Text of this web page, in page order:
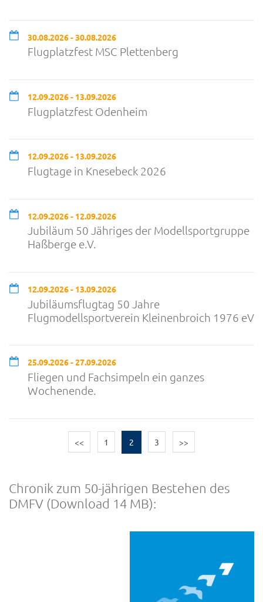
30.08.2026 - 30.08.2026
Flugplatzfest MSC Plettenberg
12.09.2026 - 13.09.2026
Flugplatzfest Odenheim
12.09.2026 - 13.09.2026
Flugtage in Knesebeck 2026
12.09.2026 - 12.09.2026
Jubiläum 50 Jähriges der Modellsportgruppe
Haßberge e.V.
12.09.2026 - 13.09.2026
Jubiläumsflugtag 50 Jahre
Flugmodellsportverein Kleinenbroich 1976 eV
25.09.2026 - 27.09.2026
Fliegen und Fachsimpeln ein ganzes
Wochenende.
<< 1 2 3 >>
Chronik zum 50-jährigen Bestehen des
DMFV (Download 14 MB):